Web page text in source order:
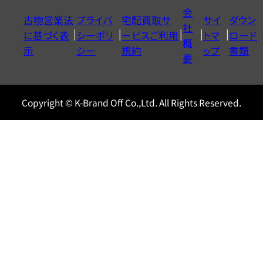
ヤ
ル
0120604117
古物営業法
に基づく表
示
プライバ
シーポリ
シー
宅配買取サ
ービスご利用
規約
会
社
概
要
サイ
トマ
ップ
ダウン
ロード
書類
Copyright © K-Brand Off Co.,Ltd. All Rights Reserved.